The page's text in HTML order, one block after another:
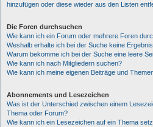
hinzufügen oder diese wieder aus den Listen
Die Foren durchsuchen
Wie kann ich ein Forum oder mehrere Foren
Weshalb erhalte ich bei der Suche keine
Warum bekomme ich bei der Suche eine leere
Wie kann ich nach Mitgliedern suchen?
Wie kann ich meine eigenen Beiträge und
Abonnements und Lesezeichen
Was ist der Unterschied zwischen einem
Thema oder Forum?
Wie kann ich ein Lesezeichen auf ein Thema